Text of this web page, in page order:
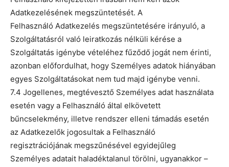
Adatkezelésének megszüntetését. A
Felhasználó Adatkezelés megszüntetésére irányuló, a
Szolgáltatásról való leiratkozás nélküli kérése a
Szolgáltatás igénybe vételéhez fűződő jogát nem érinti,
azonban előfordulhat, hogy Személyes adatok hiányában
egyes Szolgáltatásokat nem tud majd igénybe venni.
7.4 Jogellenes, megtévesztő Személyes adat használata
esetén vagy a Felhasználó által elkövetett
bűncselekmény, illetve rendszer elleni támadás esetén
az Adatkezelők jogosultak a Felhasználó
regisztrációjának megszűnésével egyidejűleg
Személyes adatait haladéktalanul törölni, ugyanakkor –